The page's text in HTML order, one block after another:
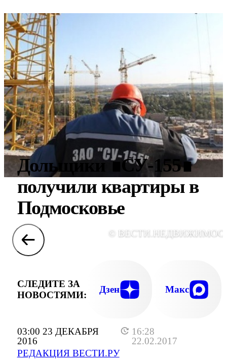
03:00 23 ДЕКАБРЯ
2016
16:28
22.02.2017
РЕДАКЦИЯ ВЕСТИ.РУ
Дольщики ∎СУ-155∎
получили квартиры в
Подмосковье
©
СЛЕДИТЕ ЗА
НОВОСТЯМИ:
Дзен Макс